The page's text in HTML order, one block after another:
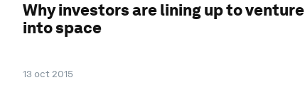
Why investors are lining up to venture
into space
13 oct 2015